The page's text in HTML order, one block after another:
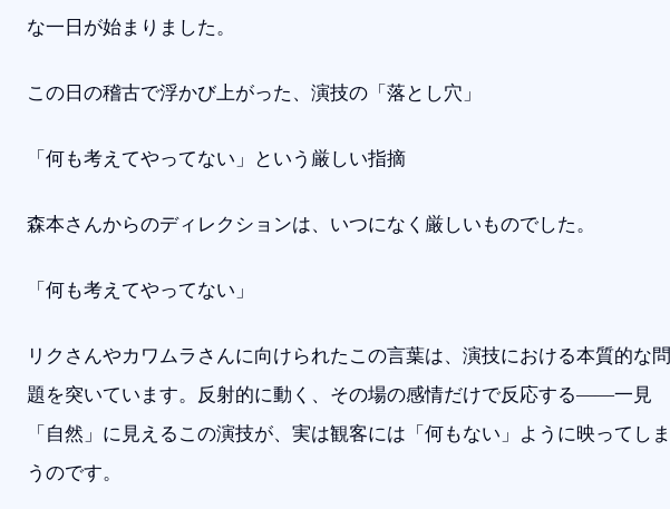
な一日が始まりました。
この日の稽古で浮かび上がった、演技の「落とし穴」
「何も考えてやってない」という厳しい指摘
森本さんからのディレクションは、いつになく厳しいものでした。
「何も考えてやってない」
リクさんやカワムラさんに向けられたこの言葉は、演技における本質的な問
題を突いています。反射的に動く、その場の感情だけで反応する——一見
「自然」に見えるこの演技が、実は観客には「何もない」ように映ってしま
うのです。